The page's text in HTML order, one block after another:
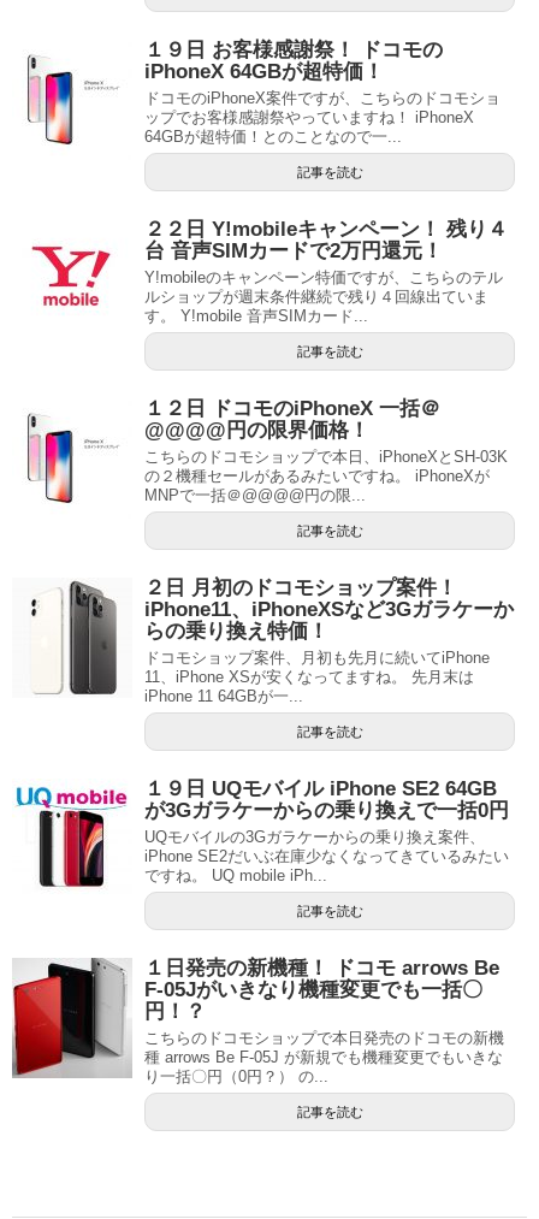
１９日 お客様感謝祭！ ドコモの
iPhoneX 64GBが超特価！
ドコモのiPhoneX案件ですが、こちらのドコモショ
ップでお客様感謝祭やっていますね！ iPhoneX
64GBが超特価！とのことなので一...
記事を読む
２２日 Y!mobileキャンペーン！ 残り４
台 音声SIMカードで2万円還元！
Y!mobileのキャンペーン特価ですが、こちらのテル
ルショップが週末条件継続で残り４回線出ていま
す。 Y!mobile 音声SIMカード...
記事を読む
１２日 ドコモのiPhoneX 一括＠
@@@@円の限界価格！
こちらのドコモショップで本日、iPhoneXとSH-03K
の２機種セールがあるみたいですね。 iPhoneXが
MNPで一括＠@@@@円の限...
記事を読む
２日 月初のドコモショップ案件！
iPhone11、iPhoneXSなど3Gガラケーか
らの乗り換え特価！
ドコモショップ案件、月初も先月に続いてiPhone
11、iPhone XSが安くなってますね。 先月末は
iPhone 11 64GBが一...
記事を読む
１９日 UQモバイル iPhone SE2 64GB
が3Gガラケーからの乗り換えで一括0円
UQモバイルの3Gガラケーからの乗り換え案件、
iPhone SE2だいぶ在庫少なくなってきているみたい
ですね。 UQ mobile iPh...
記事を読む
１日発売の新機種！ ドコモ arrows Be
F-05Jがいきなり機種変更でも一括〇
円！？
こちらのドコモショップで本日発売のドコモの新機
種 arrows Be F-05J が新規でも機種変更でもいきな
り一括〇円（0円？） の...
記事を読む